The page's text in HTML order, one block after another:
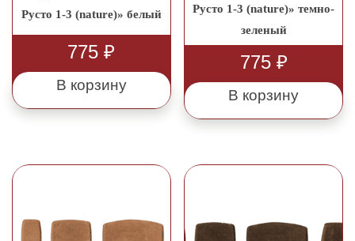
Русто 1-3 (nature)» белый
775₽
В корзину
Русто 1-3 (nature)» темно-
зеленый
775 ₽
В корзину